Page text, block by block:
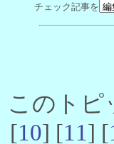
チェック記事を
このトピ
[10] [11] [